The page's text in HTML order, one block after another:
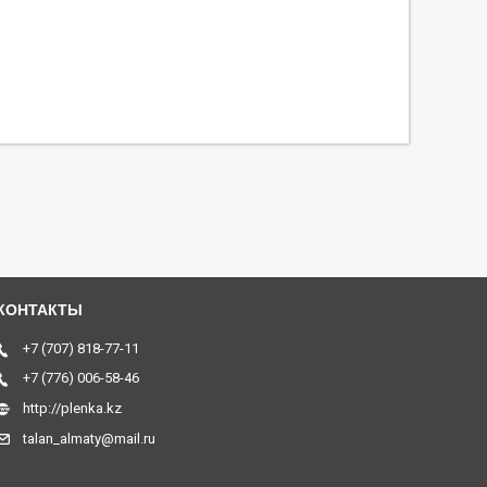
+7 (707) 818-77-11
+7 (776) 006-58-46
http://plenka.kz
talan_almaty@mail.ru